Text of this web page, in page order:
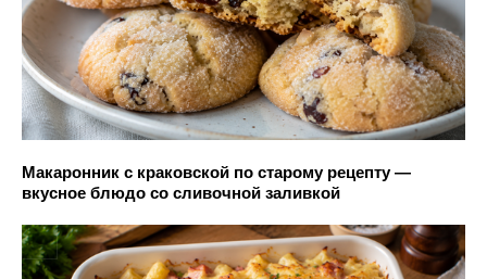
Макаронник с краковской по старому рецепту —
вкусное блюдо со сливочной заливкой